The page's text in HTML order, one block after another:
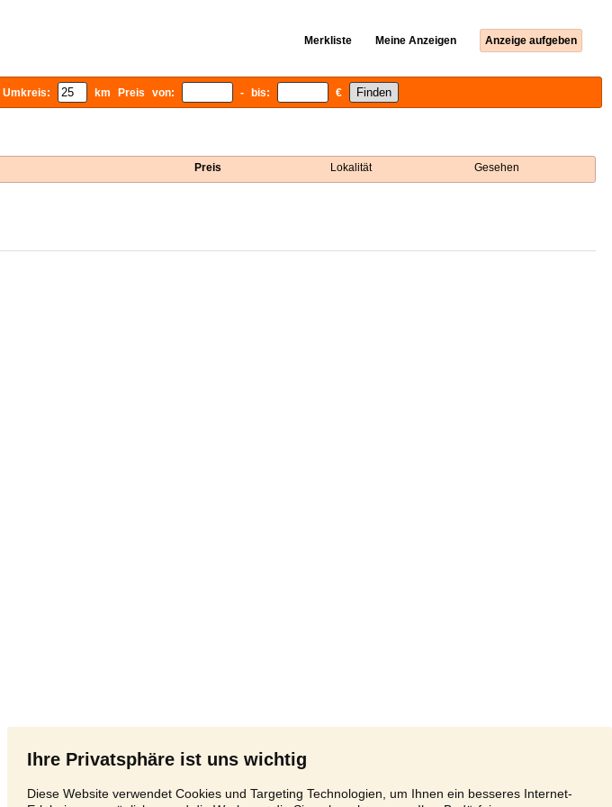
Ihre Privatsphäre ist uns wichtig
Diese Website verwendet Cookies und Targeting Technologien, um Ihnen ein besseres Internet-
Merkliste Meine Anzeigen Anzeige aufgeben
Umkreis: km Preis von: - bis: €
Preis Lokalität Gesehen